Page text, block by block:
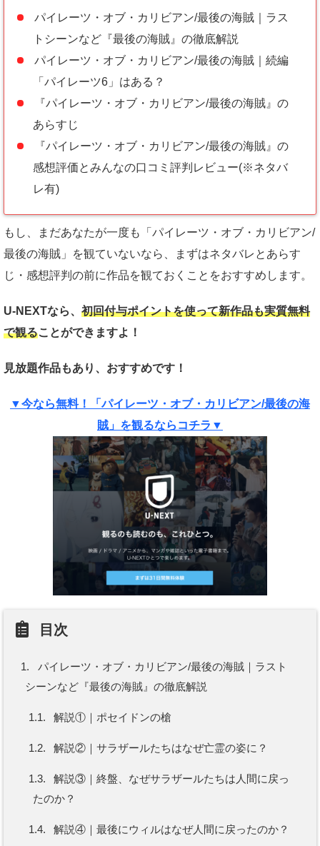
パイレーツ・オブ・カリビアン/最後の海賊｜ラス
トシーンなど『最後の海賊』の徹底解説
パイレーツ・オブ・カリビアン/最後の海賊｜続編
「パイレーツ6」はある？
『パイレーツ・オブ・カリビアン/最後の海賊』の
あらすじ
『パイレーツ・オブ・カリビアン/最後の海賊』の
感想評価とみんなの口コミ評判レビュー(※ネタバ
レ有)
もし、まだあなたが一度も「パイレーツ・オブ・カリビアン/
最後の海賊」を観ていないなら、まずはネタバレとあらす
じ・感想評判の前に作品を観ておくことをおすすめします。
U-NEXTなら、 初回付与ポイントを使って新作品も実質無料
で観ることができますよ！
見放題作品もあり、おすすめです！
▼今なら無料！「パイレーツ・オブ・カリビアン/最後の海
賊」を観るならコチラ▼
目次
1.
パイレーツ・オブ・カリビアン/最後の海賊｜ラスト
シーンなど『最後の海賊』の徹底解説
1.1. 解説①｜ポセイドンの槍
1.2. 解説②｜サラザールたちはなぜ亡霊の姿に？
1.3.
解説③｜終盤、なぜサラザールたちは人間に戻っ
たのか？
1.4. 解説④｜最後にウィルはなぜ人間に戻ったのか？